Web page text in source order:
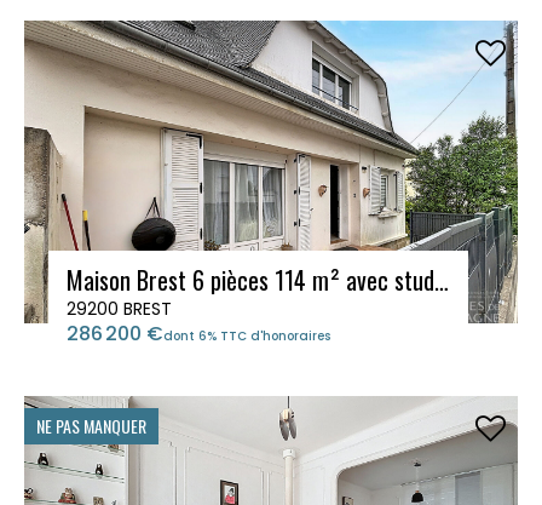
Maison Brest 6 pièces 114 m² avec studio indépendant
29200 BREST
286 200 €dont 6% TTC d'honoraires
NE PAS MANQUER